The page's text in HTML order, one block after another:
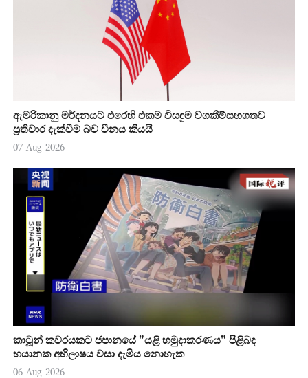
ඇමරිකානු මර්දනයට එරෙහි එකම විසඳුම වගකීම්සහගතව
ප්‍රතිචාර දැක්වීම බව චීනය කියයි
07-Aug-2026
කාටූන් කවරයකට ජපානයේ "යළි හමුදාකරණය" පිළිබඳ
භයානක අභිලාෂය වසා දැමිය නොහැක
06-Aug-2026